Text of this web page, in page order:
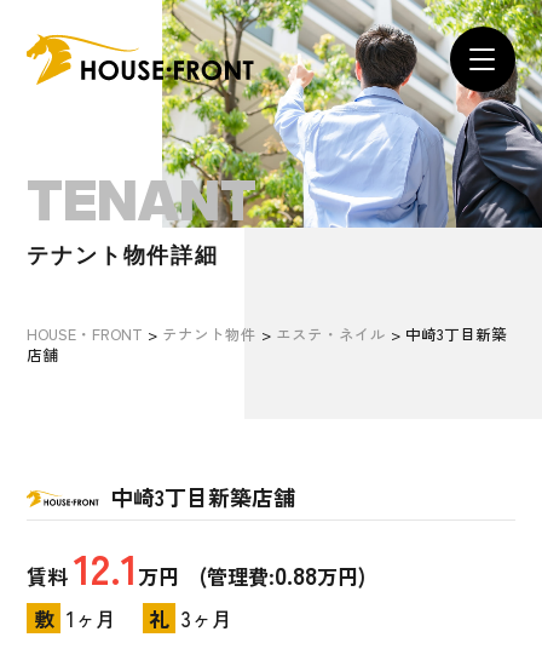
TENANT
テナント物件詳細
HOUSE・FRONT > テナント物件 > エステ・ネイル > 中崎3丁目新築
店舗
中崎3丁目新築店舗
賃料 12.1 万円 (管理費:0.88万円)
敷 1ヶ月 礼 3ヶ月